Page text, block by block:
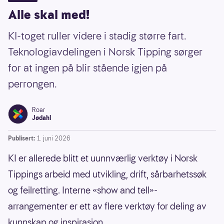
Alle skal med!
KI-toget ruller videre i stadig større fart.
Teknologiavdelingen i Norsk Tipping sørger
for at ingen på blir stående igjen på
perrongen.
Roar
Jødahl
Publisert: 1. juni 2026
KI er allerede blitt et uunnværlig verktøy i Norsk
Tippings arbeid med utvikling, drift, sårbarhetssøk
og feilretting. Interne «show and tell»-
arrangementer er ett av flere verktøy for deling av